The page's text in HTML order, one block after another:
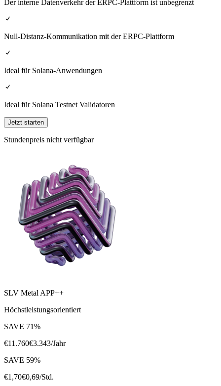
Der interne Datenverkehr der ERPC-Plattform ist unbegrenzt
Null-Distanz-Kommunikation mit der ERPC-Plattform
Ideal für Solana-Anwendungen
Ideal für Solana Testnet Validatoren
Jetzt starten
Stundenpreis nicht verfügbar
SLV Metal APP++
Höchstleistungsorientiert
SAVE 71%
€11.760€3.343/Jahr
SAVE 59%
€1,70€0,69/Std.